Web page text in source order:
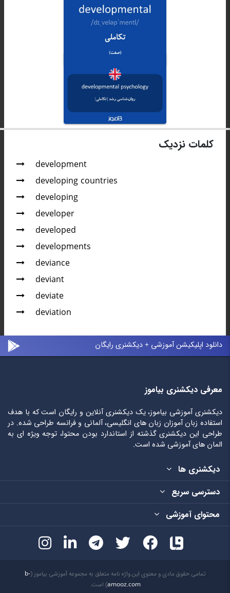
کلمات نزدیک
development
developing countries
developing
developer
developed
developments
deviance
deviant
deviate
deviation
دانلود اپلیکیشن آموزشی + دیکشنری رایگان
معرفی دیکشنری بیاموز
دیکشنری آموزشی بیاموز، یک دیکشنری آنلاین و رایگان است که با هدف
استفاده زبان آموزان زبان های انگلیسی، آلمانی و فرانسه طراحی شده. در
طراحی این دیکشنری گذشته از استاندارد بودن محتوا، توجه ویژه ای به
المان های آموزشی شده است.
دیکشنری ها
دسترسی سریع
محتوای آموزشی
تمامی حقوق مادی و معنوی این واژه نامه متعلق به مجموعه آموزشی بیاموز (b-
amooz.com) است.